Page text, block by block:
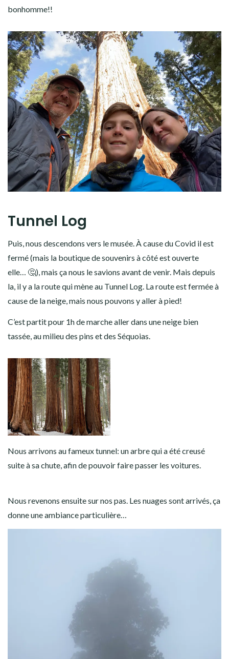
bonhomme!!
Tunnel Log
Puis, nous descendons vers le musée. À cause du Covid il est
fermé (mais la boutique de souvenirs à côté est ouverte
elle… 🤔), mais ça nous le savions avant de venir. Mais depuis
la, il y a la route qui mène au Tunnel Log. La route est fermée à
cause de la neige, mais nous pouvons y aller à pied!
C’est partit pour 1h de marche aller dans une neige bien
tassée, au milieu des pins et des Séquoias.
Nous arrivons au fameux tunnel: un arbre qui a été creusé
suite à sa chute, afin de pouvoir faire passer les voitures.
Nous revenons ensuite sur nos pas. Les nuages sont arrivés, ça
donne une ambiance particulière…